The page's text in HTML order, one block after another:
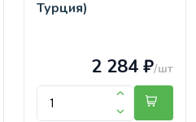
Турция)
2 284 ₽/шт